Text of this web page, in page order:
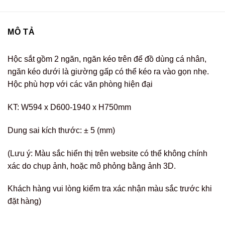
MÔ TẢ
Hộc sắt gồm 2 ngăn, ngăn kéo trên để đồ dùng cá nhân,
ngăn kéo dưới là giường gấp có thể kéo ra vào gọn nhẹ.
Hộc phù hợp với các văn phòng hiện đại
KT: W594 x D600-1940 x H750mm
Dung sai kích thước: ± 5 (mm)
(Lưu ý: Màu sắc hiển thị trên website có thể không chính
xác do chụp ảnh, hoặc mô phỏng bằng ảnh 3D.
Khách hàng vui lòng kiểm tra xác nhận màu sắc trước khi
đặt hàng)